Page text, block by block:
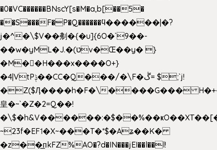
�0�VC������BNscY[s�M�a,b[��5�
��S���F�P�Q������ϥ������|�?
j�^�\$V��刜�{�u]{6O�`9��-
��w�yML�J.�(טv�Œ��y� }
�M��H���x����O+}
�4|VtPݙ��CC�Q���/�\F�ڴ= $;`j!
�Z($Ӆ����h�F�\����G���
皇�~`�Z�2=Q��!
~23f�EF˦�X~���T�*$�Aʑ��K�
�z��͟пkFZ%AO�?d�IN���jEI��l��l!